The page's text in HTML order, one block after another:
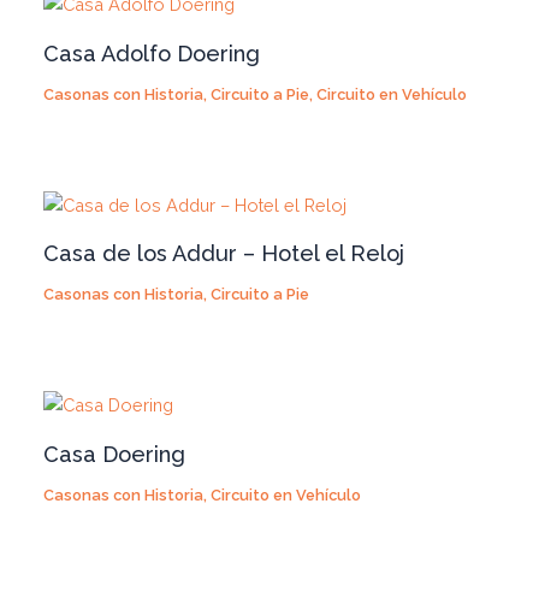
Casa Adolfo Doering
Casonas con Historia,Circuito a Pie,Circuito en Vehículo
Casa de los Addur – Hotel el Reloj
Casonas con Historia,Circuito a Pie
Casa Doering
Casonas con Historia,Circuito en Vehículo